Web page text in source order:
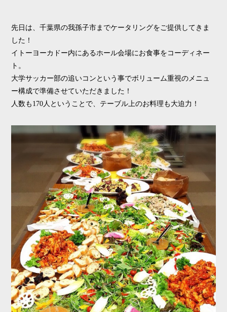
先日は、千葉県の我孫子市までケータリングをご提供してきま
した！
イトーヨーカドー内にあるホール会場にお食事をコーディネー
ト。
大学サッカー部の追いコンという事でボリューム重視のメニュ
ー構成で準備させていただきました！
人数も170人ということで、テーブル上のお料理も大迫力！